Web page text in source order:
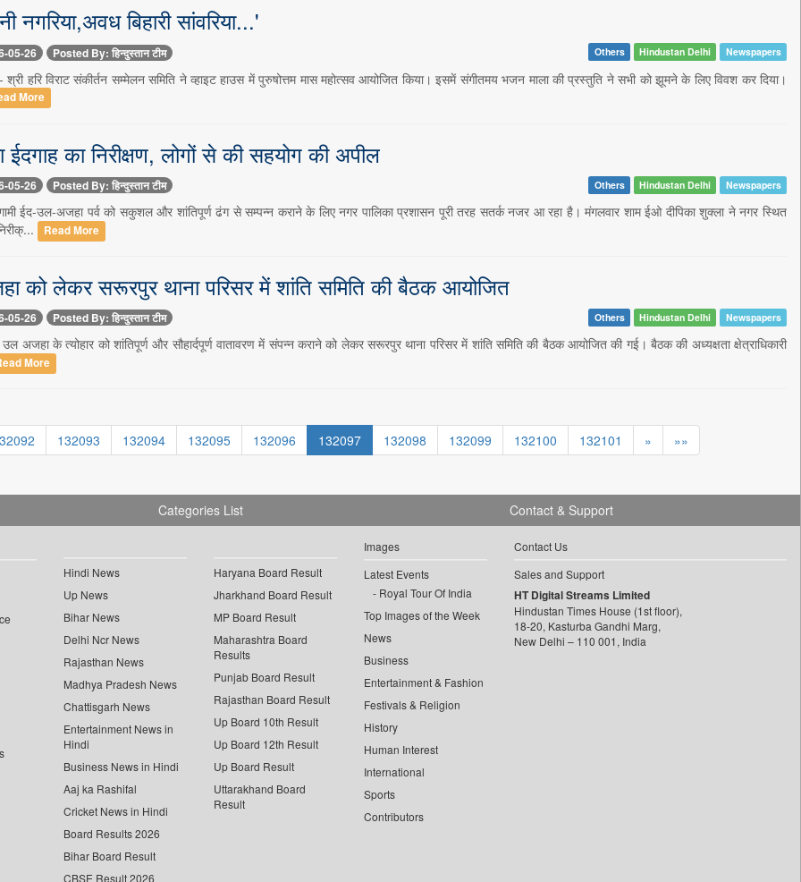
बिहारी सांवरिया...'
05-26 Posted By: हिन्दुस्तान टीम Others Hindustan Delhi Newspapers
श्री हरि विराट संकीर्तन सम्मेलन समिति ने व्हाइट हाउस में पुरुषोत्तम मास महोत्सव आयोजित किया। इसमें संगीतमय भजन माला की प्रस्तुति ने सभी को झूमने के लिए विवश कर दिया।
More
का निरीक्षण, लोगों से की सहयोग की अपील
05-26 Posted By: हिन्दुस्तान टीम Others Hindustan Delhi Newspapers
ईद-उल-अजहा पर्व को सकुशल और शांतिपूर्ण ढंग से सम्पन्न कराने के लिए नगर पालिका प्रशासन पूरी तरह सतर्क नजर आ रहा है। मंगलवार शाम ईओ दीपिका शुक्ला ने नगर स्थित
Read More
को लेकर सरूरपुर थाना परिसर में शांति समिति की बैठक आयोजित
05-26 Posted By: हिन्दुस्तान टीम Others Hindustan Delhi Newspapers
अजहा के त्योहार को शांतिपूर्ण और सौहार्दपूर्ण वातावरण में संपन्न कराने को लेकर सरूरपुर थाना परिसर में शांति समिति की बैठक आयोजित की गई। बैठक की अध्यक्षता क्षेत्राधिकारी
More
132093 132094 132095 132096 132097 132098 132099 132100 132101 » »»
Categories List
Hindi News
Up News
Bihar News
Delhi Ncr News
Rajasthan News
Madhya Pradesh News
Chattisgarh News
Entertainment News in
Hindi
Business News in Hindi
Aaj ka Rashifal
Cricket News in Hindi
Board Results 2026
Bihar Board Result
CBSE Result 2026
Haryana Board Result
Jharkhand Board Result
MP Board Result
Maharashtra Board
Results
Punjab Board Result
Rajasthan Board Result
Up Board 10th Result
Up Board 12th Result
Up Board Result
Uttarakhand Board
Result
Images
Latest Events
Royal Tour Of India
Top Images of the Week
News
Business
Entertainment & Fashion
Festivals & Religion
History
Human Interest
International
Sports
Contributors
Contact & Support
Contact Us
Sales and Support
HT Digital Streams Limited
Hindustan Times House (1st floor),
18-20, Kasturba Gandhi Marg,
New Delhi – 110 001, India